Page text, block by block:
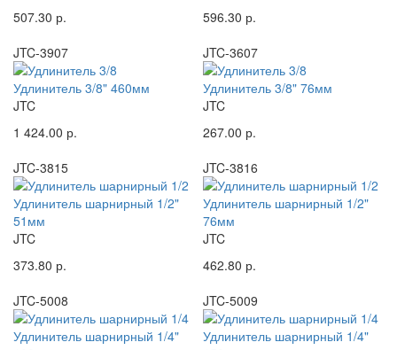
507.30 р.
596.30 р.
JTC-3907
Удлинитель 3/8" 460мм
JTC
1 424.00 р.
JTC-3607
Удлинитель 3/8" 76мм
JTC
267.00 р.
JTC-3815
Удлинитель шарнирный 1/2"
51мм
JTC
373.80 р.
JTC-3816
Удлинитель шарнирный 1/2"
76мм
JTC
462.80 р.
JTC-5008
Удлинитель шарнирный 1/4"
JTC-5009
Удлинитель шарнирный 1/4"